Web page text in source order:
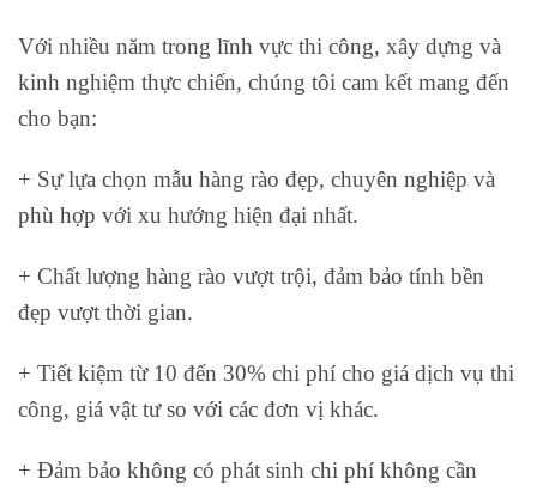
Với nhiều năm trong lĩnh vực thi công, xây dựng và
kinh nghiệm thực chiến, chúng tôi cam kết mang đến
cho bạn:
+ Sự lựa chọn mẫu hàng rào đẹp, chuyên nghiệp và
phù hợp với xu hướng hiện đại nhất.
+ Chất lượng hàng rào vượt trội, đảm bảo tính bền
đẹp vượt thời gian.
+ Tiết kiệm từ 10 đến 30% chi phí cho giá dịch vụ thi
công, giá vật tư so với các đơn vị khác.
+ Đảm bảo không có phát sinh chi phí không cần